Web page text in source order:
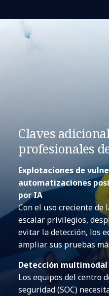
Claves
profesionales
Explotaciones de
automatizaciones
por IA
Con el uso creciente de
escalar privilegios,
evitar la detección, los
ampliar sus pruebas
Detección
Los equipos del centro
seguridad (SOC)